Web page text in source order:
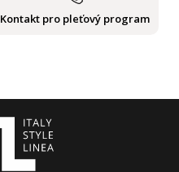
Kontakt pro pleťový program